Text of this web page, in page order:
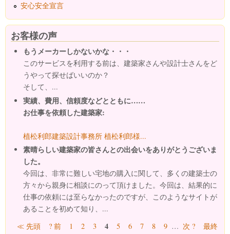
安心安全宣言
お客様の声
もうメーカーしかないかな・・・
このサービスを利用する前は、建築家さんや設計士さんをど
うやって探せばいいのか？
そして、...
実績、費用、信頼度などとともに……
お仕事を依頼した建築家:
植松利郎建築設計事務所 植松利郎様...
素晴らしい建築家の皆さんとの出会いをありがとうございま
した。
今回は、非常に難しい宅地の購入に関して、多くの建築士の
方々から親身に相談にのって頂けました。今回は、結果的に
仕事の依頼には至らなかったのですが、このようなサイトが
あることを初めて知り、...
ページ
≪ 先頭 ? 前 1 2 3 4 5 6 7 8 9 … 次 ?
最終